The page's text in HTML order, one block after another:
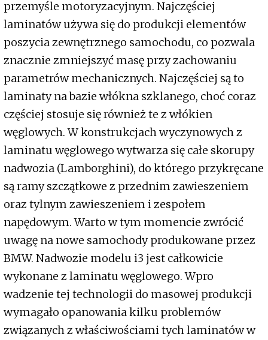
przemyśle motoryzacyjnym. Najczęściej
laminatów używa się do produkcji elementów
poszycia zewnętrznego samochodu, co pozwala
znacznie zmniejszyć masę przy zachowaniu
parametrów mechanicznych. Najczęściej są to
laminaty na bazie włókna szklanego, choć coraz
częściej stosuje się również te z włókien
węglowych. W konstrukcjach wyczynowych z
laminatu węglowego wytwarza się całe skorupy
nadwozia (Lamborghini), do którego przykręcane
są ramy szczątkowe z przednim zawieszeniem
oraz tylnym zawieszeniem i zespołem
napędowym. Warto w tym momencie zwrócić
uwagę na nowe samochody produkowane przez
BMW. Nadwozie modelu i3 jest całkowicie
wykonane z laminatu węglowego. Wpro
wadzenie tej technologii do masowej produkcji
wymagało opanowania kilku problemów
związanych z właściwościami tych laminatów w